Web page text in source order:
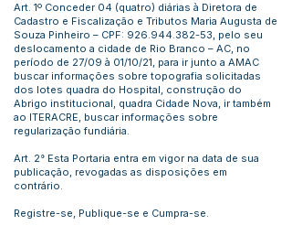
Art. 1º Conceder 04 (quatro) diárias à Diretora de
Cadastro e Fiscalização e Tributos Maria Augusta de
Souza Pinheiro – CPF: 926.944.382-53, pelo seu
deslocamento a cidade de Rio Branco – AC, no
período de 27/09 à 01/10/21, para ir junto a AMAC
buscar informações sobre topografia solicitadas
dos lotes quadra do Hospital, construção do
Abrigo institucional, quadra Cidade Nova, ir também
ao ITERACRE, buscar informações sobre
regularização fundiária.
Art. 2° Esta Portaria entra em vigor na data de sua
publicação, revogadas as disposições em
contrário.
Registre-se, Publique-se e Cumpra-se.